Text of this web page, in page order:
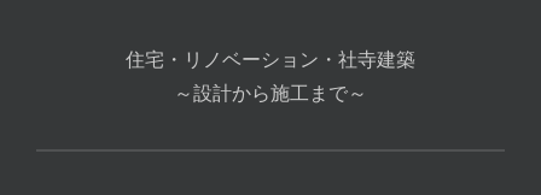
住宅・リノベーション・社寺建築
～設計から施工まで～